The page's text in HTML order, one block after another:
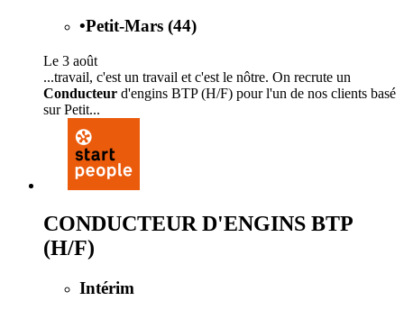
•Petit-Mars (44)
Le 3 août
...travail, c'est un travail et c'est le nôtre. On recrute un
Conducteur d'engins BTP (H/F) pour l'un de nos clients basé
sur Petit...
CONDUCTEUR D'ENGINS BTP
(H/F)
Intérim